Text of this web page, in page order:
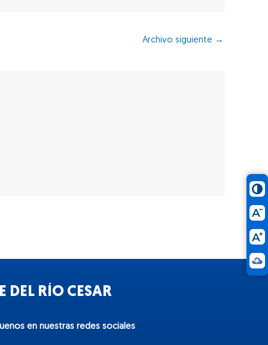
Archivo siguiente →
DEL RÍO CESAR
en nuestras redes sociales